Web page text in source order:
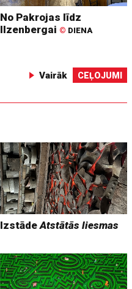
No Pakrojas līdz
Ilzenbergai © DIENA
Vairāk CEĻOJUMI
IzstādeAtstātās liesmas